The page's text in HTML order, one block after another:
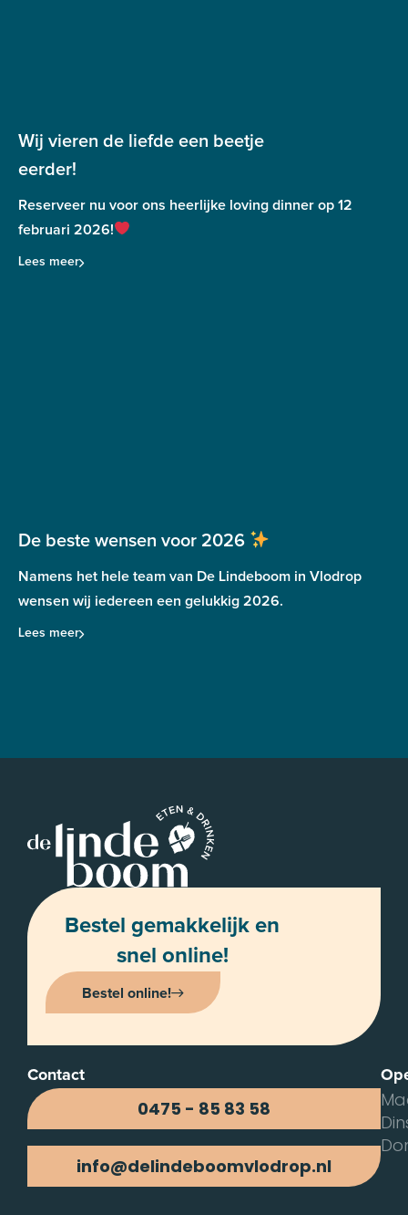
Wij vieren de liefde een beetje
eerder!
Reserveer nu voor ons heerlijke loving dinner op 12
februari 2026!
Lees meer
De beste wensen voor 2026
Namens het hele team van De Lindeboom in Vlodrop
wensen wij iedereen een gelukkig 2026.
Lees meer
Bestel gemakkelijk en
snel online!
Bestel online!
Contact
0475 - 85 83 58
info@delindeboomvlodrop.nl